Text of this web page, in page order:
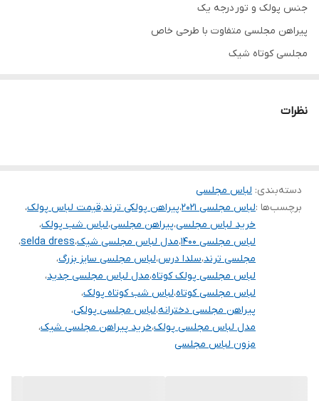
جنس پولک و تور درجه یک
پیراهن مجلسی متفاوت با طرحی خاص
مجلسی کوتاه شیک
برای سفارش از واتس آپ پیام بدین
و پفی و و ساتن و کرپ و حریر و گیپور
توجه توجه : دوستان عزیز لطفا در هنگام انتخاب مدل دقت فرمائید همه
مشخصات کارها زیر آن قید شده لطفا موقع انتخاب دقت کنید چون این
سایت امکان مرجوع یا تعویض مدل ندارد فقط تعویض سایز داریم
نظرات
دسته‌بندی: لباس مجلسی
برچسب‌ها :لباس مجلسی ۲۰۲۱ ،پیراهن پولکی ترند،قیمت لباس پولک،
خرید لباس مجلسی،پیراهن مجلسی،لباس شب پولک،
لباس مجلسی ۱۴۰۰
،مدل لباس مجلسی شیک،selda dress،
مجلسی ترند،سلدا درس،لباس مجلسی سایز بزرگ،
لباس مجلسی پولک کوتاه،مدل لباس مجلسی جدید،
لباس مجلسی کوتاه،لباس شب کوتاه پولک،
پیراهن مجلسی دخترانه،لباس مجلسی پولکی،
مدل لباس مجلسی پولک،خرید پیراهن مجلسی شیک،
مزون لباس مجلسی